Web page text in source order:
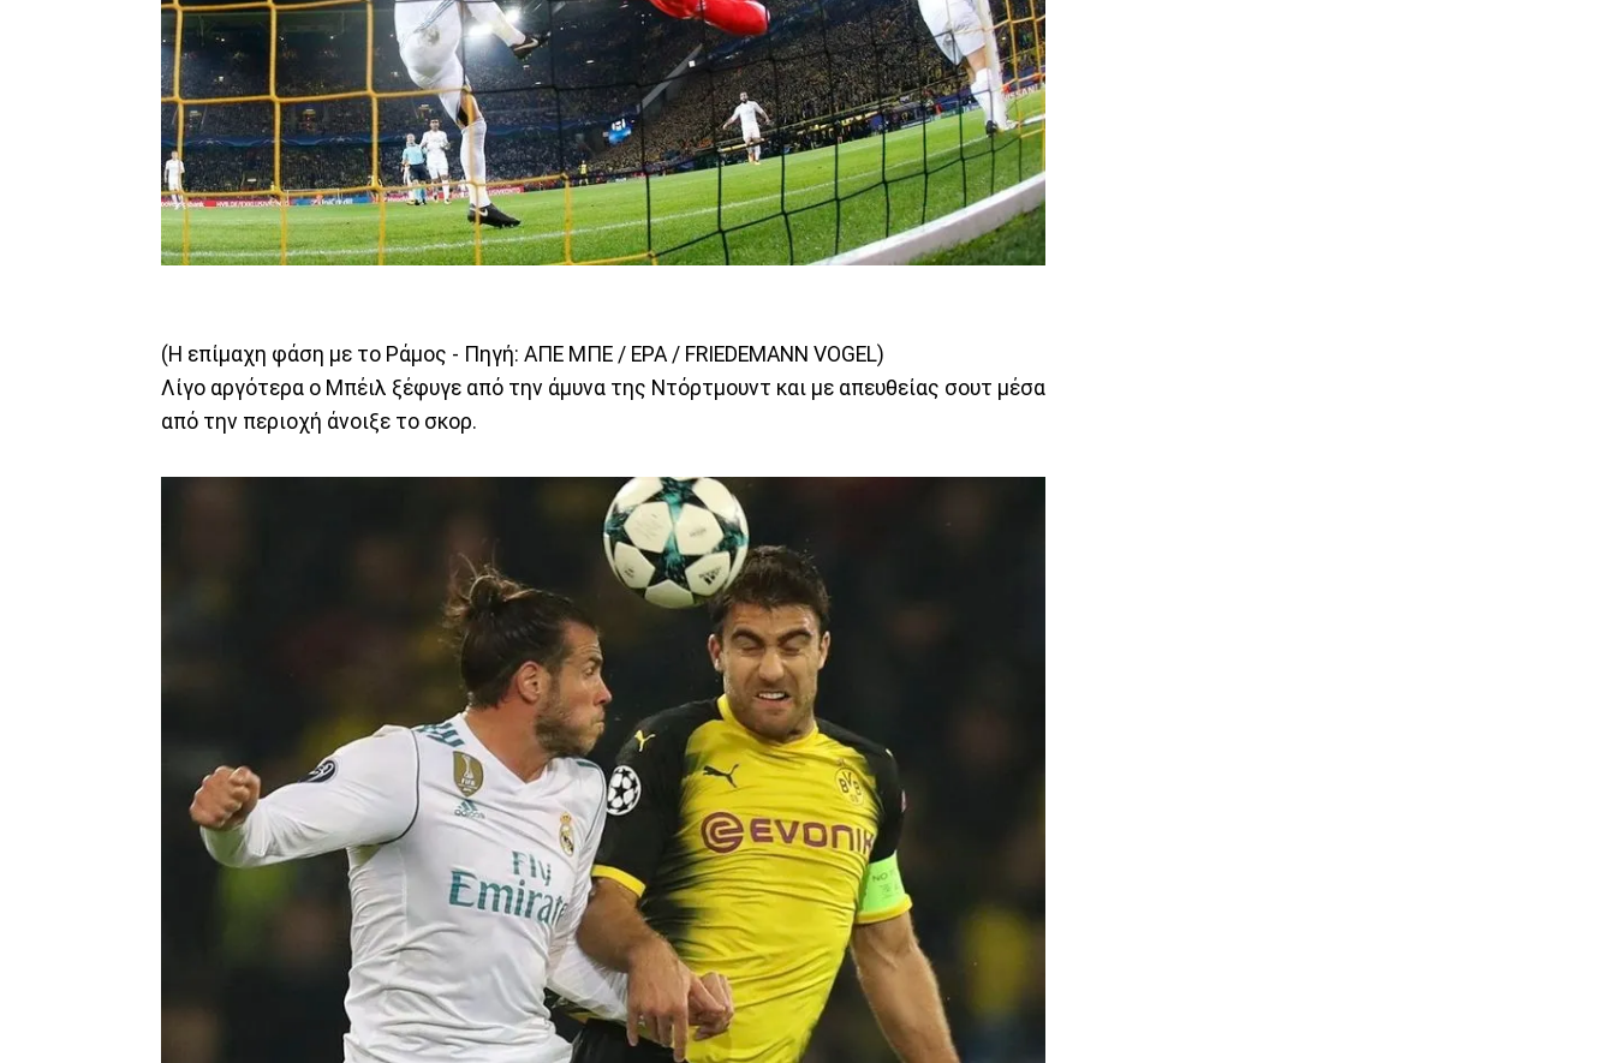
(Η επίμαχη φάση με το Ράμος - Πηγή: ΑΠΕ ΜΠΕ / EPA / FRIEDEMANN VOGEL)
Λίγο αργότερα ο Μπέιλ ξέφυγε από την άμυνα της Ντόρτμουντ και με απευθείας σουτ μέσα
από την περιοχή άνοιξε το σκορ.